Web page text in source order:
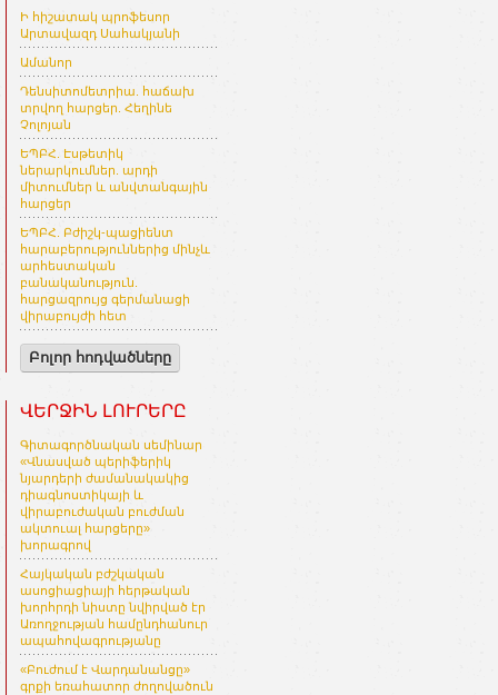
Ի հիշատակ պրոֆեսոր
Արտավազդ Սահակյանի
Ամանոր
Դենսիտոմետրիա. հաճախ
տրվող հարցեր. Հեղինե
Չոլոյան
ԵՊԲՀ. Էսթետիկ
ներարկումներ. արդի
միտումներ և անվտանգային
հարցեր
ԵՊԲՀ. Բժիշկ-պացիենտ
հարաբերություններից մինչև
արհեստական
բանականություն.
հարցազրույց գերմանացի
վիրաբույժի հետ
Բոլոր հոդվածները
ՎԵՐՋԻՆ ԼՈՒՐԵՐԸ
Գիտագործնական սեմինար
«Վնասված պերիֆերիկ
նյարդերի ժամանակակից
դիագնոստիկայի և
վիրաբուժական բուժման
ակտուալ հարցերը»
խորագրով
Հայկական բժշկական
ասոցիացիայի հերթական
խորհրդի նիստը նվիրված էր
Առողջության համընդհանուր
ապահովագրությանը
«Բուժում է Վարդանանցը»
գրքի եռահատոր ժողովածուն